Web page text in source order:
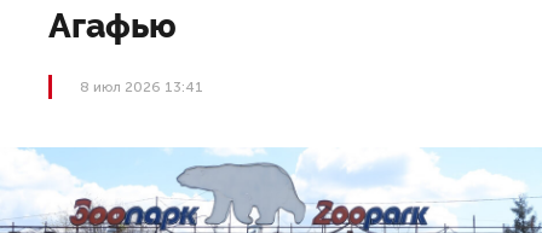
Агафью
8 июл 2026 13:41